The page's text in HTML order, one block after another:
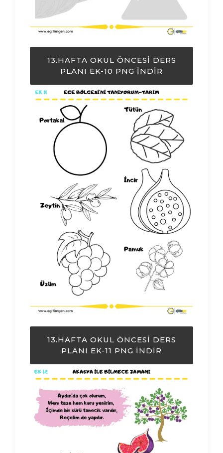
13.HAFTA OKUL ÖNCESI DERS
PLANI EK-10 PNG İNDIR
13.HAFTA OKUL ÖNCESI DERS
PLANI EK-11 PNG İNDIR